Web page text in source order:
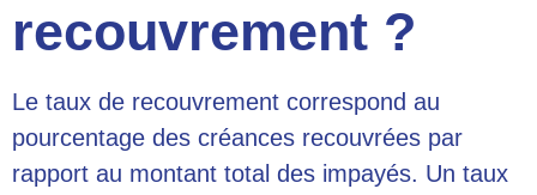
recouvrement ?
Le taux de recouvrement correspond au
pourcentage des créances recouvrées par
rapport au montant total des impayés. Un taux